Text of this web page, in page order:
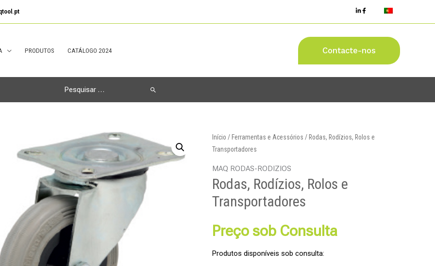
PRODUTOS CATÁLOGO 2024 Contacte-nos
for:
Início / Ferramentas e Acessórios / Rodas, Rodízios, Rolos e
Transportadores
MAQ RODAS-RODIZIOS
Rodas, Rodízios, Rolos e
Transportadores
Preço sob Consulta
Produtos disponíveis sob consulta: